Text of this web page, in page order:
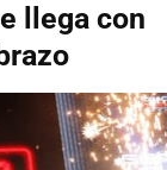
llega con